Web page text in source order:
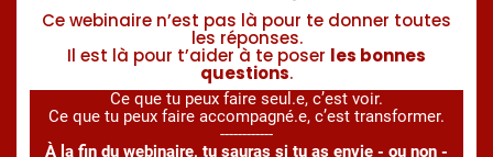
Ce webinaire n’est pas là pour te donner toutes
les réponses.
Il est là pour t’aider à te poser les bonnes
questions.
Ce que tu peux faire seul.e, c’est voir.
Ce que tu peux faire accompagné.e, c’est transformer.
------------
À la fin du webinaire, tu sauras si tu as envie - ou non -